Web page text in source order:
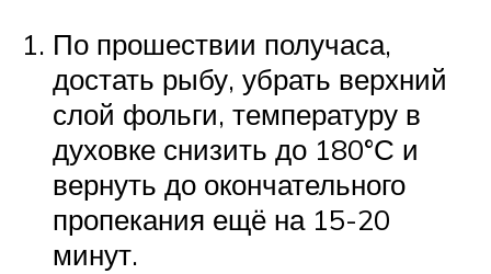
По прошествии получаса,
достать рыбу, убрать верхний
слой фольги, температуру в
духовке снизить до 180°С и
вернуть до окончательного
пропекания ещё на 15-20
минут.